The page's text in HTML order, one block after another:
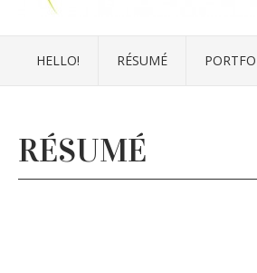
HELLO! RÉSUMÉ
RÉSUMÉ